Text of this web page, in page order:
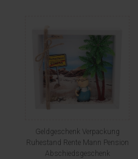
Geldgeschenk Verpackung
Ruhestand Rente Mann Pension
Abschiedsgeschenk